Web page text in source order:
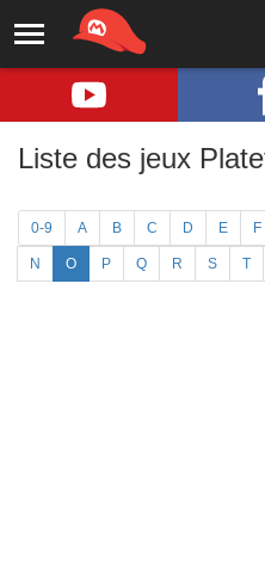
Liste des jeux
0-9 A B C D E F
N O P Q R S T